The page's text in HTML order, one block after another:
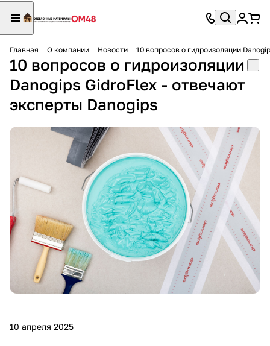
Главная О компании Новости 10 вопросов о гидроизоляции
10 вопросов о гидроизоляции
Danogips GidroFlex - отвечают
эксперты Danogips
10 апреля 2025